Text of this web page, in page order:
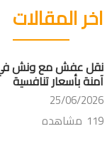
اخر المقالات
نقل عفش مع ونش
آمنة بأسعار تنافسية
25/06/2026
119 مشاهده